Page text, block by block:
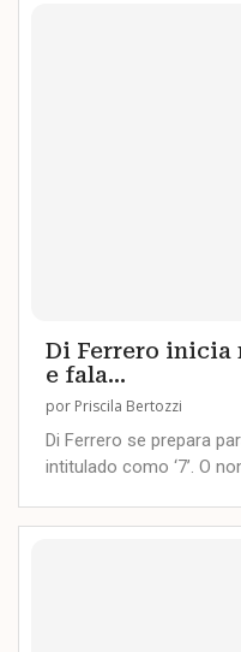
Di Ferrero inicia
e fala...
por Priscila Bertozzi
Di Ferrero se prepara
intitulado como ‘7’. O